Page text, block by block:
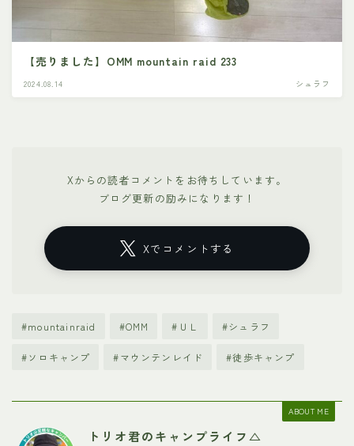
【売りました】OMM mountain raid 233
2024.08.14 シュラフ
Xからの読者コメントをお待ちしています。
ブログ更新の励みになります！
Xでコメントする
#mountainraid #OMM #ＵＬ #シュラフ
#ソロキャンプ #マウンテンレイド #徒歩キャンプ
ABOUT ME
トリオ君のキャンプライフ△